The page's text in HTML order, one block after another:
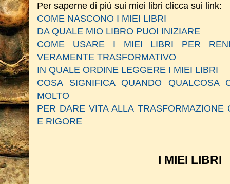
Per saperne di più sui miei libri clicca sui link:
COME NASCONO I MIEI LIBRI
DA QUALE MIO LIBRO PUOI INIZIARE
COME USARE I MIEI LIBRI PER
VERAMENTE TRASFORMATIVO
IN QUALE ORDINE LEGGERE I MIEI LIBRI
COSA SIGNIFICA QUANDO QUALCOSA
MOLTO
PER DARE VITA ALLA TRASFORMAZIONE
E RIGORE
I MIEI LIBRI